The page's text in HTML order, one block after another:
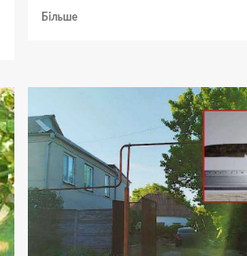
БільшеДокладніше
ракетних
ударів
по
Дніпру